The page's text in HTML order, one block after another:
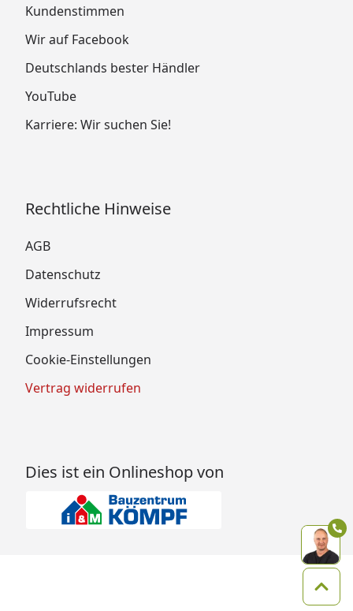
Kundenstimmen
Wir auf Facebook
Deutschlands bester Händler
YouTube
Karriere: Wir suchen Sie!
Rechtliche Hinweise
AGB
Datenschutz
Widerrufsrecht
Impressum
Cookie-Einstellungen
Vertrag widerrufen
Dies ist ein Onlineshop von